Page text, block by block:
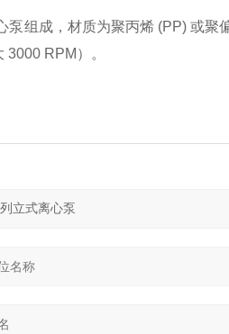
泵组成，材质为聚丙烯 (PP) 或
RPM）。